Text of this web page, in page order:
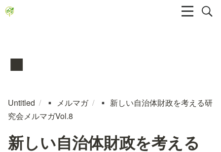
▪️
Untitled / ▪️ メルマガ / ▪️
新しい自治体財政を考える研
究会メルマガVol.8
新しい自治体財政を考える